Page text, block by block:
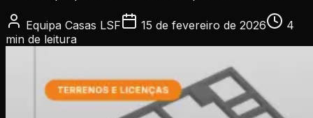
Equipa Casas LSF 15 de fevereiro de 2026
4
min de leitura